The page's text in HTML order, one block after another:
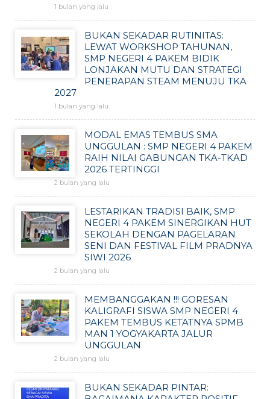
1 bulan yang lalu
BUKAN SEKADAR RUTINITAS:
LEWAT WORKSHOP TAHUNAN,
SMP NEGERI 4 PAKEM BIDIK
LONJAKAN MUTU DAN STRATEGI
PENERAPAN STEAM MENUJU TKA
2027
1 bulan yang lalu
MODAL EMAS TEMBUS SMA
UNGGULAN : SMP NEGERI 4 PAKEM
RAIH NILAI GABUNGAN TKA-TKAD
2026 TERTINGGI
2 bulan yang lalu
LESTARIKAN TRADISI BAIK, SMP
NEGERI 4 PAKEM SINERGIKAN HUT
SEKOLAH DENGAN PAGELARAN
SENI DAN FESTIVAL FILM PRADNYA
SIWI 2026
2 bulan yang lalu
MEMBANGGAKAN !!! GORESAN
KALIGRAFI SISWA SMP NEGERI 4
PAKEM TEMBUS KETATNYA SPMB
MAN 1 YOGYAKARTA JALUR
UNGGULAN
2 bulan yang lalu
BUKAN SEKADAR PINTAR: